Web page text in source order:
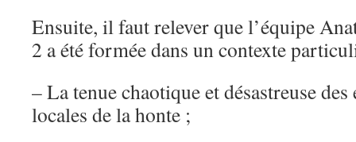
Ensuite, il faut relever que l’équipe
2 a été formée dans un contexte
– La tenue chaotique et désastreuse
locales de la honte ;